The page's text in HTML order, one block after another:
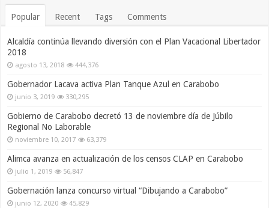
Popular Recent Tags Comments
Alcaldía continúa llevando diversión con el Plan Vacacional Libertador
2018
agosto 13, 2018 444,376
Gobernador Lacava activa Plan Tanque Azul en Carabobo
junio 3, 2019 330,295
Gobierno de Carabobo decretó 13 de noviembre día de Júbilo
Regional No Laborable
noviembre 10, 2017 63,379
Alimca avanza en actualización de los censos CLAP en Carabobo
julio 1, 2019 56,847
Gobernación lanza concurso virtual “Dibujando a Carabobo”
junio 12, 2020 45,829